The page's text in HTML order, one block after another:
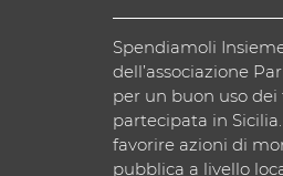
Spendiamoli
dell’associazione
per un buon uso
partecipata in
favorire azioni di
pubblica a livello